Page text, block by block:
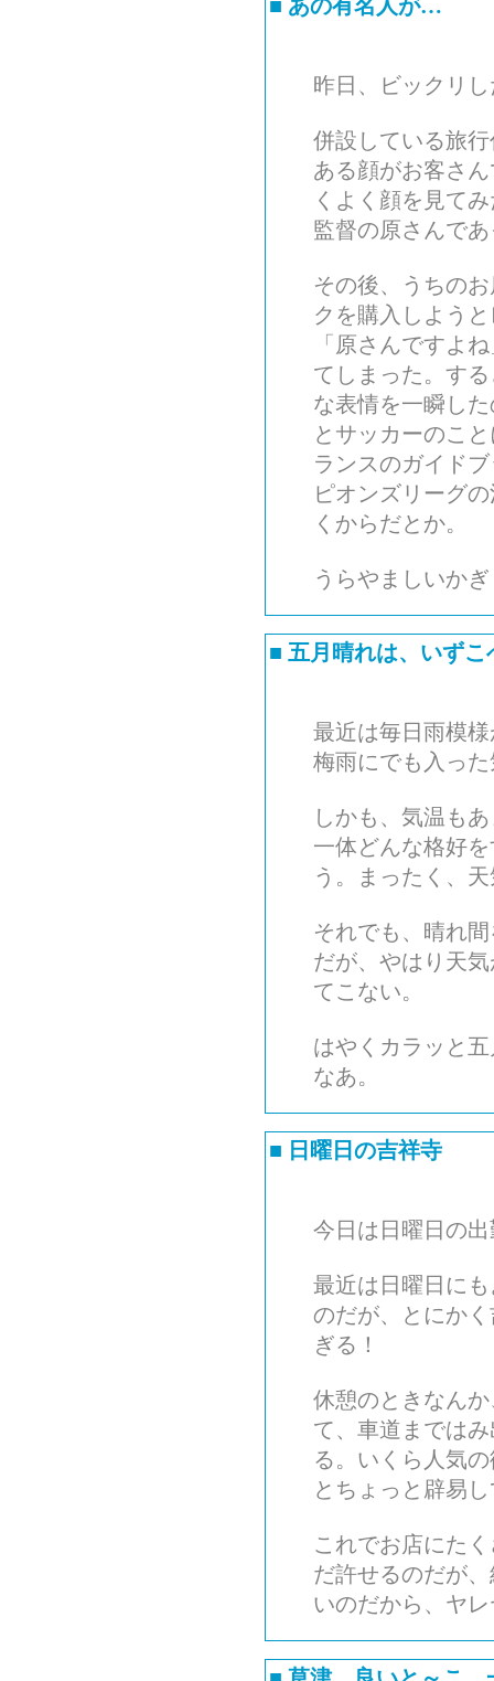
■ あの有名人が…
昨日、ビックリ
併設している旅
ある顔がお客さ
くよく顔を見て
監督の原さんで
その後、うちの
クを購入しよう
「原さんですよ
てしまった。す
な表情を一瞬し
とサッカーのこ
ランスのガイド
ピオンズリーグ
くからだとか。
うらやましいか
■ 五月晴れは、いずこ
最近は毎日雨模
梅雨にでも入っ
しかも、気温も
一体どんな格好
う。まったく、
それでも、晴れ
だが、やはり天
てこない。
はやくカラッと
なあ。
■ 日曜日の吉祥寺
今日は日曜日の
最近は日曜日に
のだが、とにか
ぎる！
休憩のときなん
て、車道までは
る。いくら人気
とちょっと辟易
これでお店にた
だ許せるのだが
いのだから、ヤ